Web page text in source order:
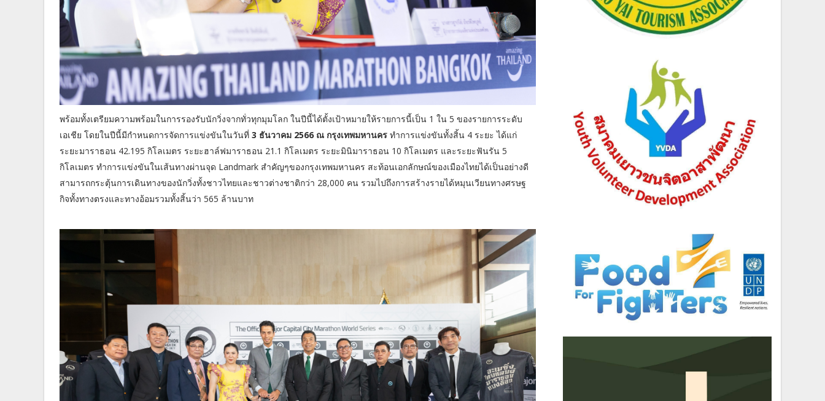
พร้อมทั้งเตรียมความพร้อมในการรองรับนักวิ่งจากทั่วทุกมุมโลก ในปีนี้ได้ตั้งเป้าหมายให้รายการนี้เป็น 1 ใน 5 ของรายการระดับ
เอเชีย โดยในปีนี้มีกำหนดการจัดการแข่งขันในวันที่ 3 ธันวาคม 2566 ณ กรุงเทพมหานคร ทำการแข่งขันทั้งสิ้น 4 ระยะ ได้แก่
ระยะมาราธอน 42.195 กิโลเมตร ระยะฮาล์ฟมาราธอน 21.1 กิโลเมตร ระยะมินิมาราธอน 10 กิโลเมตร และระยะฟันรัน 5
กิโลเมตร ทำการแข่งขันในเส้นทางผ่านจุด Landmark สำคัญๆของกรุงเทพมหานคร สะท้อนเอกลักษณ์ของเมืองไทยได้เป็นอย่างดี
สามารถกระตุ้นการเดินทางของนักวิ่งทั้งชาวไทยและชาวต่างชาติกว่า 28,000 คน รวมไปถึงการสร้างรายได้หมุนเวียนทางศรษฐ
กิจทั้งทางตรงและทางอ้อมรวมทั้งสิ้นว่า 565 ล้านบาท